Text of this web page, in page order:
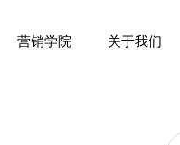
营销学院 关于我们